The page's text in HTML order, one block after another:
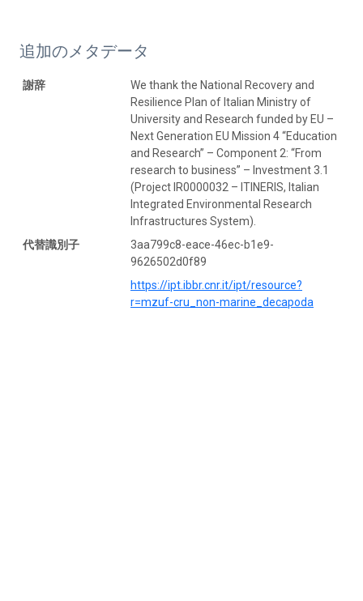
追加のメタデータ
謝辞
We thank the National Recovery and
Resilience Plan of Italian Ministry of
University and Research funded by EU –
Next Generation EU Mission 4 “Education
and Research” – Component 2: “From
research to business” – Investment 3.1
(Project IR0000032 – ITINERIS, Italian
Integrated Environmental Research
Infrastructures System).
代替識別子
3aa799c8-eace-46ec-b1e9-
9626502d0f89
https://ipt.ibbr.cnr.it/ipt/resource?
r=mzuf-cru_non-marine_decapoda